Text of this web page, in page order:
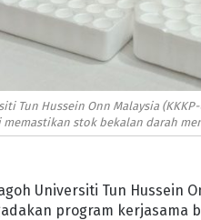
Tun Hussein Onn Malaysia
stok bekalan darah
Universiti Tun Hussein
program